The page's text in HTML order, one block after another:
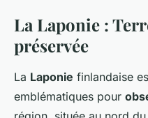
La Laponie :
préservée
La Laponie finlandaise
emblématiques pour